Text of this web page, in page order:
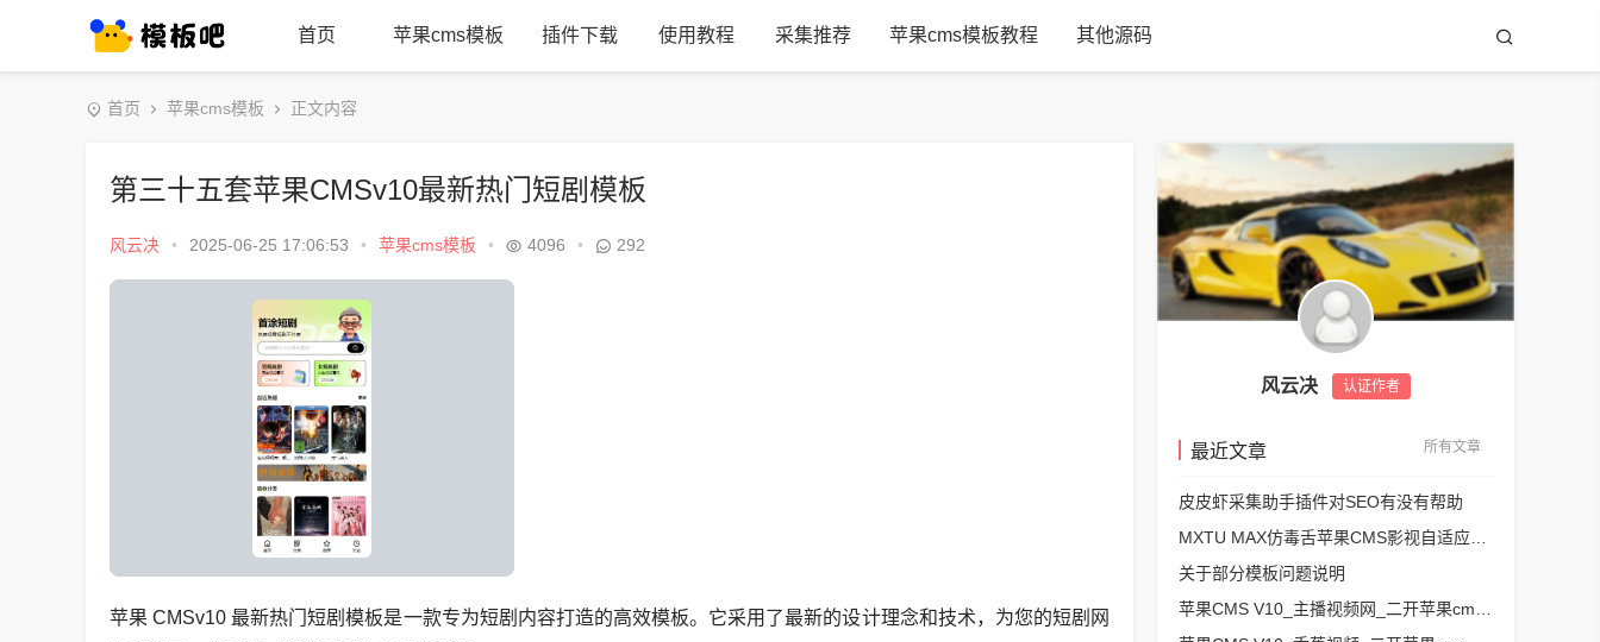
首页 苹果cms模板 插件下载 使用教程 采集推荐 苹果cms模板教程 其他源码
首页 苹果cms模板 正文内容
第三十五套苹果CMSv10最新热门短剧模板
风云决 • 2025-06-25 17:06:53 • 苹果cms模板 • 4096 • 292
苹果 CMSv10 最新热门短剧模板是一款专为短剧内容打造的高效模板。它采用了最新的设计理念和技术，为您的短剧网
风云决 认证作者
最近文章 所有文章
皮皮虾采集助手插件对SEO有没有帮助
关于部分模板问题说明